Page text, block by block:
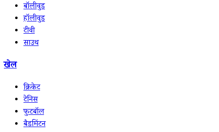
बॉलीवुड
हॉलीवुड
टीवी
साउथ
खेल
क्रिकेट
टेनिस
फुटबॉल
बैडमिंटन